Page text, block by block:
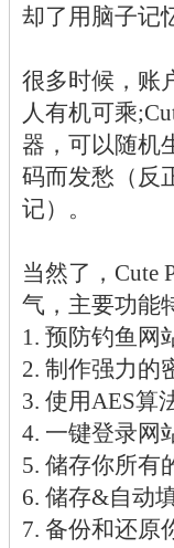
却了用脑子记
很多时候，账
人有机可乘
器，可以随机
码而发愁（反
记）。
当然了，Cute
气，主要功能
1. 预防钓鱼网
2. 制作强力的
3. 使用AES算
4. 一键登录网
5. 储存你所有
6. 储存&自动
7. 备份和还原